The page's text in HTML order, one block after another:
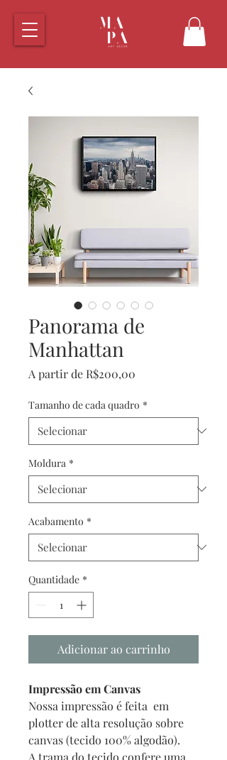
Panorama de
Manhattan
A partir de R$200,00
Tamanho de cada quadro *
Moldura *
Acabamento *
Quantidade *
Adicionar ao carrinho
Impressão em Canvas
Nossa impressão é feita em
plotter de alta resolução sobre
canvas (tecido 100% algodão).
A trama do tecido confere uma